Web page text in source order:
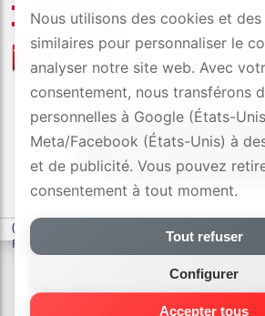
exécution:
liste de prix/
avec 2 ans de DYNAVOX-SWISS-
(c) DYNAVOX electronics AG
Paramètres des cookies
Nous utilisons des cookies et
similaires pour personnaliser le
analyser notre site web. Avec
consentement, nous transférons
personnelles à Google (États-
Meta/Facebook (États-Unis) à
et de publicité. Vous pouvez
consentement à tout moment.
Tout refuser
Configurer
Accepter tous